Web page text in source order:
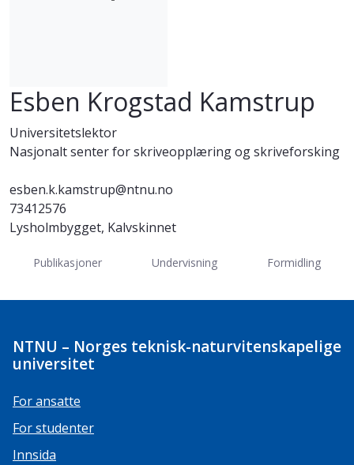
Esben Krogstad Kamstrup
Universitetslektor
Nasjonalt senter for skriveopplæring og skriveforsking
esben.k.kamstrup@ntnu.no
73412576
Lysholmbygget, Kalvskinnet
Publikasjoner Undervisning Formidling
NTNU – Norges teknisk-naturvitenskapelige
universitet
For ansatte
For studenter
Innsida